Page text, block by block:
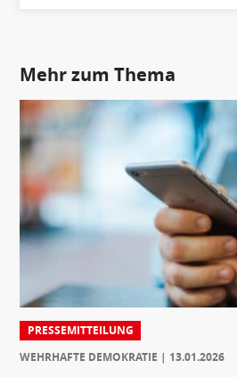
Mehr zum Thema
PRESSEMITTEILUNG
WEHRHAFTE DEMOKRATIE
13.01.2026